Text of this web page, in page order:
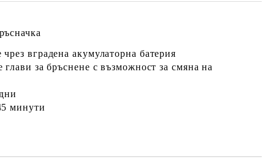
вградена акумулаторна батерия
за бръснене с възможност за смяна на
минути